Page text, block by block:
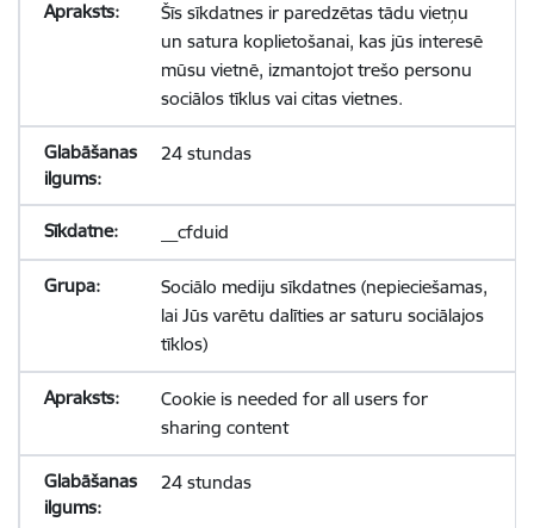
Šīs sīkdatnes ir paredzētas tādu vietņu
un satura koplietošanai, kas jūs interesē
mūsu vietnē, izmantojot trešo personu
sociālos tīklus vai citas vietnes.
24 stundas
__cfduid
Sociālo mediju sīkdatnes (nepieciešamas,
lai Jūs varētu dalīties ar saturu sociālajos
tīklos)
Cookie is needed for all users for
sharing content
24 stundas